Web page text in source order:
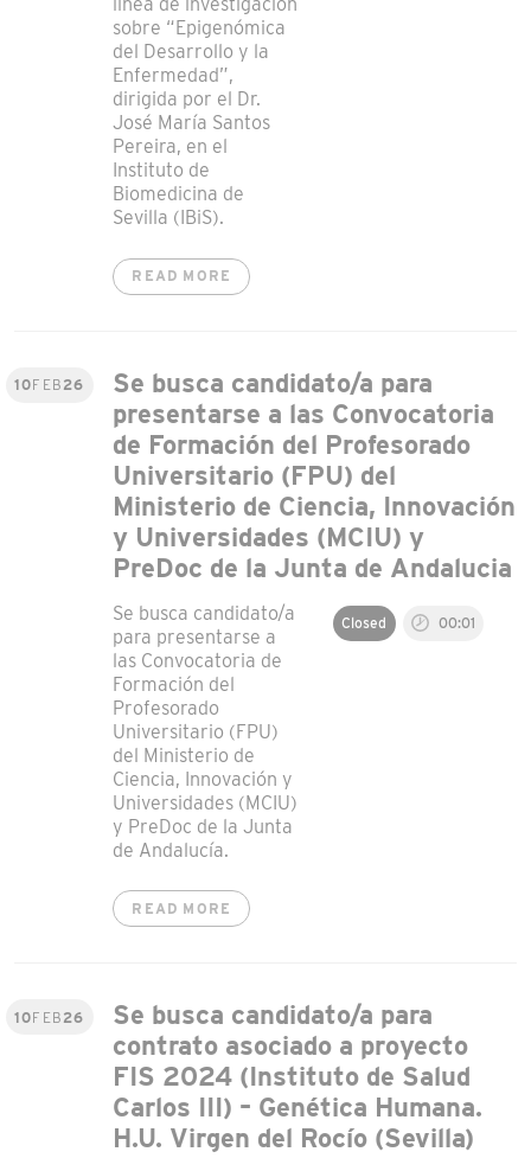
sobre “Epigenómica
del Desarrollo y la
Enfermedad”,
dirigida por el Dr.
José María Santos
Pereira, en el
Instituto de
Biomedicina de
Sevilla (IBiS).
READ MORE
10FEB 26
Se busca candidato/a para
presentarse a las Convocatoria
de Formación del Profesorado
Universitario (FPU) del
Ministerio de Ciencia, Innovación
y Universidades (MCIU) y
PreDoc de la Junta de Andalucia
Se busca candidato/a
para presentarse a
las Convocatoria de
Formación del
Profesorado
Universitario (FPU)
del Ministerio de
Ciencia, Innovación y
Universidades (MCIU)
y PreDoc de la Junta
de Andalucía.
Closed 00:01
READ MORE
10FEB 26
Se busca candidato/a para
contrato asociado a proyecto
FIS 2024 (Instituto de Salud
Carlos III) – Genética Humana.
H.U. Virgen del Rocío (Sevilla)